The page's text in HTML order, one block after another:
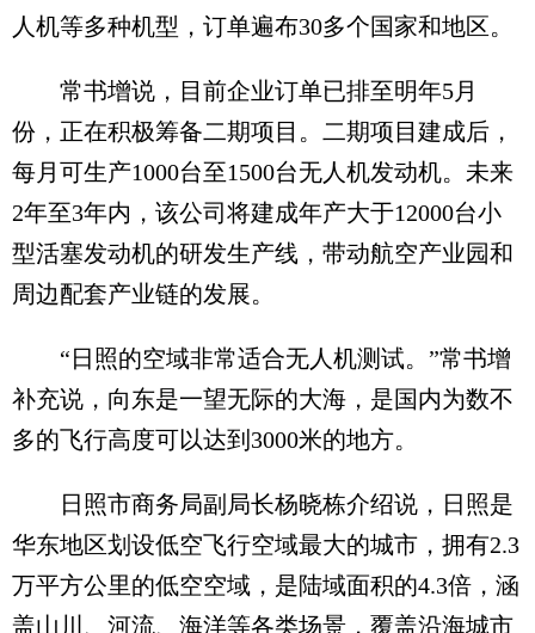
人机等多种机型，订单遍布30多个国家和地区。
常书增说，目前企业订单已排至明年5月
份，正在积极筹备二期项目。二期项目建成后，
每月可生产1000台至1500台无人机发动机。未来
2年至3年内，该公司将建成年产大于12000台小
型活塞发动机的研发生产线，带动航空产业园和
周边配套产业链的发展。
“日照的空域非常适合无人机测试。”常书增
补充说，向东是一望无际的大海，是国内为数不
多的飞行高度可以达到3000米的地方。
日照市商务局副局长杨晓栋介绍说，日照是
华东地区划设低空飞行空域最大的城市，拥有2.3
万平方公里的低空空域，是陆域面积的4.3倍，涵
盖山川、河流、海洋等各类场景，覆盖沿海城市